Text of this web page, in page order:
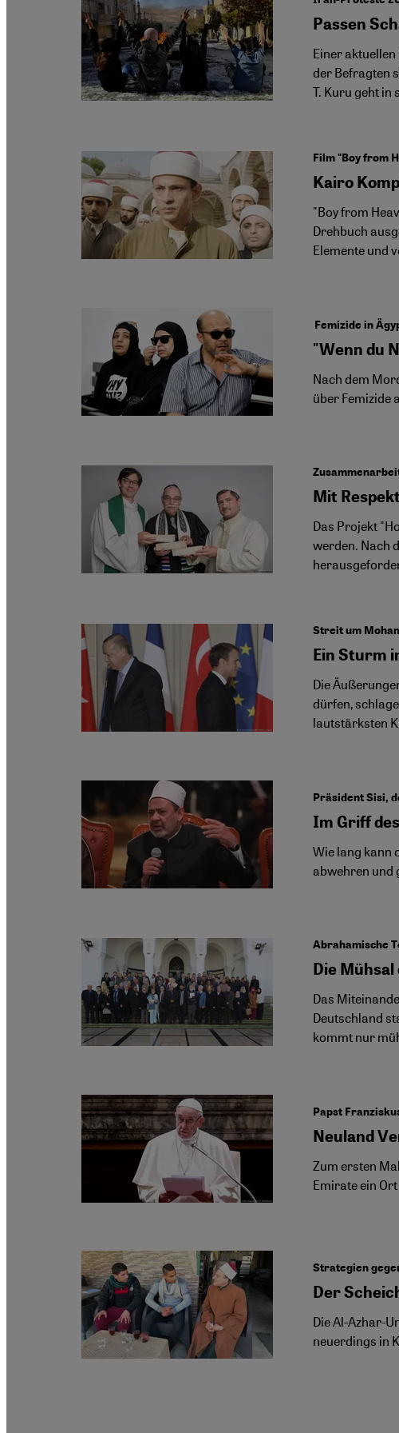
Passen
Einer
der Befragten
T. Kuru geht in
Film "Boy from
Kairo
"Boy from
Drehbuch
Elemente und
Femizide in
"Wenn du
Nach dem
über Femizide
Mit
Das Projekt
werden. Nach
Streit um
Ein Sturm
Die
dürfen,
lautstärksten
Präsident Sisi,
Im Griff
Wie lang kann
abwehren und
Abrahamische
Die
Das
Deutschland
kommt nur
Papst
Neuland
Zum ersten
Emirate ein
Strategien
Der
Die Al-Azhar-
neuerdings in